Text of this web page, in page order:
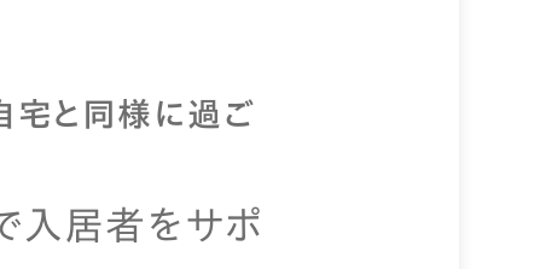
宅と同様に過ご
入居者をサポ